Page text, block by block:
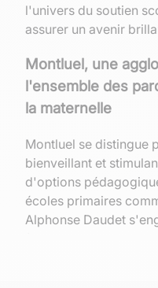
l'univers du soutien
assurer un avenir
Montluel, une
l'ensemble des
la maternelle
Montluel se distingue
bienveillant et
d'options
écoles primaires
Alphonse Daudet